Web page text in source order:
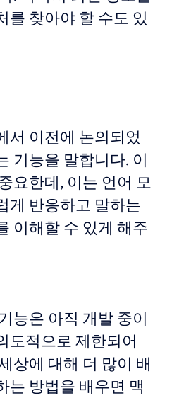
를 찾아야 할 수도 있
서 이전에 논의되었
기능을 말합니다. 이
요한데, 이는 언어 모
게 반응하고 말하는
이해할 수 있게 해주
능은 아직 개발 중이
도적으로 제한되어
상에 대해 더 많이 배
는 방법을 배우면 맥